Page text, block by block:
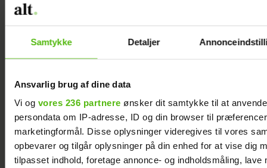
Samtykke Detaljer
Ansvarlig brug af dine data
Vi og vores 236 partnere ønsker dit samtykke til at
persondata om IP-adresse, ID og din browser til
marketingformål. Disse oplysninger videregives til vores
opbevarer og tilgår oplysninger på din enhed for at vise dig
tilpasset indhold, foretage annonce- og indholdsmåling, lave